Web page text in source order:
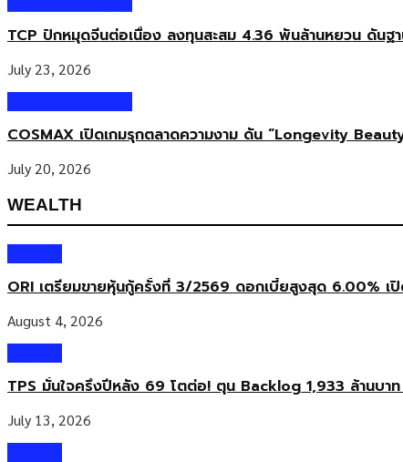
TCP ปักหมุดจีนต่อเนื่อง ลงทุนสะสม 4.36 พันล้านหยวน ดันฐ
July 23, 2026
COSMAX เปิดเกมรุกตลาดความงาม ดัน “Longevity
July 20, 2026
WEALTH
ORI เตรียมขายหุ้นกู้ครั้งที่ 3/2569 ดอกเบี้ยสูงสุด 6.00% เ
August 4, 2026
TPS มั่นใจครึ่งปีหลัง 69 โตต่อ! ตุน Backlog 1,933 ล้านบา
July 13, 2026